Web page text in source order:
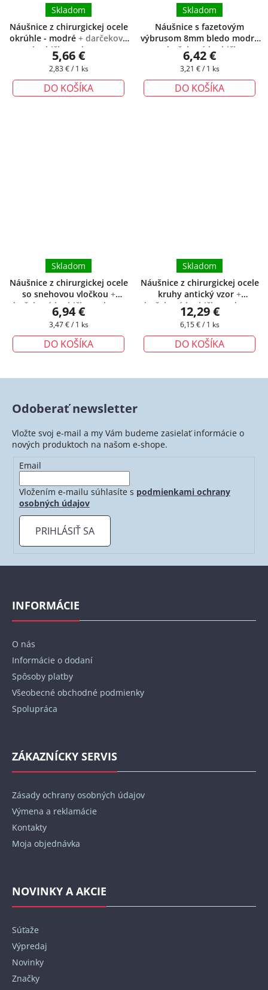
Náušnice z chirurgickej ocele
okrúhle - modré + darčeková
krabička zadarmo
Skladom
5,66 €
Jednotková
2,83 € / 1 ks
DO KOŠÍKA
Náušnice s fazetovým
výbrusom 8mm bledo modré
+ darčeková krabička
zadarmo
Skladom
6,42 €
Jednotková
3,21 € / 1 ks
DO KOŠÍKA
Náušnice z chirurgickej ocele
so snehovou vločkou +
darčeková krabička zadarmo
Skladom
6,94 €
Jednotková
3,47 € / 1 ks
DO KOŠÍKA
Náušnice z chirurgickej ocele
kruhy antický vzor +
darčeková krabička zadarmo
Skladom
12,29 €
Jednotková
6,15 € / 1 ks
DO KOŠÍKA
Odoberať newsletter
Vložte svoj e-mail a my Vám budeme zasielať informácie o
nových produktoch na našom e-shope.
Email
Vložením e-mailu súhlasíte s podmienkami ochrany
osobných údajov
PRIHLÁSIŤ SA
Z
INFORMÁCIE
O nás
Informácie o dodaní
Spôsoby platby
Všeobecné obchodné podmienky
Spolupráca
ZÁKAZNÍCKY SERVIS
Zásady ochrany osobných údajov
Výmena a reklamácie
Kontakty
Moja objednávka
NOVINKY A AKCIE
Súťaže
Výpredaj
Novinky
Značky